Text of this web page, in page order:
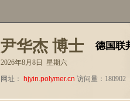
尹华杰 博士 德国联
2026年8月8日 星期六
网址：
hjyin.polymer.cn 访问量：180902